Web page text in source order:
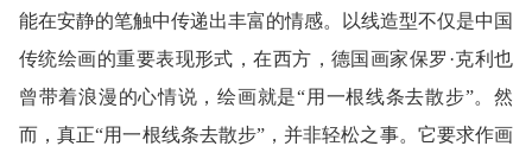
能在安静的笔触中传递出丰富的情感。以线造型不仅是中国
传统绘画的重要表现形式，在西方，德国画家保罗·克利也
曾带着浪漫的心情说，绘画就是“用一根线条去散步”。然
而，真正“用一根线条去散步”，并非轻松之事。它要求作画